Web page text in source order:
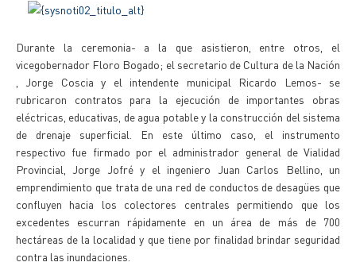
Durante la ceremonia- a la que asistieron, entre otros, el
vicegobernador Floro Bogado; el secretario de Cultura de la Nación
, Jorge Coscia y el intendente municipal Ricardo Lemos- se
rubricaron contratos para la ejecución de importantes obras
eléctricas, educativas, de agua potable y la construcción del sistema
de drenaje superficial. En este último caso, el instrumento
respectivo fue firmado por el administrador general de Vialidad
Provincial, Jorge Jofré y el ingeniero Juan Carlos Bellino, un
emprendimiento que trata de una red de conductos de desagües que
confluyen hacia los colectores centrales permitiendo que los
excedentes escurran rápidamente en un área de más de 700
hectáreas de la localidad y que tiene por finalidad brindar seguridad
contra las inundaciones.